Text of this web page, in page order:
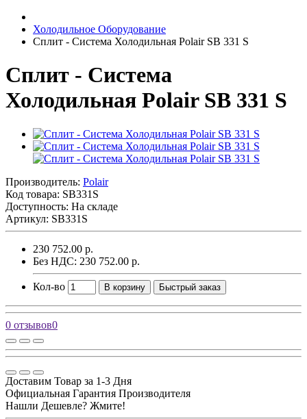
Холодильное Оборудование
Сплит - Система Холодильная Polair SB 331 S
Сплит - Система
Холодильная Polair SB 331 S
Производитель: Polair
Код товара: SB331S
Доступность: На складе
Артикул: SB331S
230 752.00 р.
Без НДС: 230 752.00 р.
Кол-во В корзину Быстрый заказ
0 отзывов0
Доставим Товар за 1-3 Дня
Официальная Гарантия Производителя
Нашли Дешевле? Жмите!